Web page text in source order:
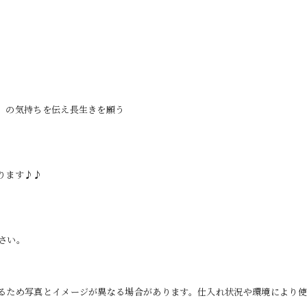
気持ちを伝え長生きを願う
ます♪♪
。
め写真とイメージが異なる場合があります。仕入れ状況や環境により